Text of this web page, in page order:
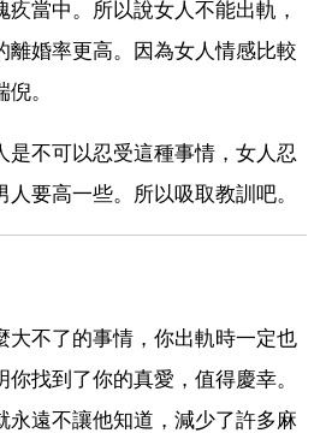
當中。所以說女人不能出軌，
離婚率更高。因為女人情感比較
。
是不可以忍受這種事情，女人忍
要高一些。所以吸取教訓吧。
大不了的事情，你出軌時一定也
找到了你的真愛，值得慶幸。
永遠不讓他知道，減少了許多麻